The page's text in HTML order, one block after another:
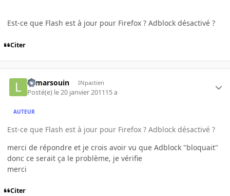
Est-ce que Flash est à jour pour Firefox ? Adblock désactivé ?
Citer
le marsouin INpactien
Posté(e) le 20 janvier 201115 a
AUTEUR
Est-ce que Flash est à jour pour Firefox ? Adblock désactivé ?
merci de répondre et je crois avoir vu que Adblock "bloquait"
donc ce serait ça le problème, je vérifie
merci
Citer